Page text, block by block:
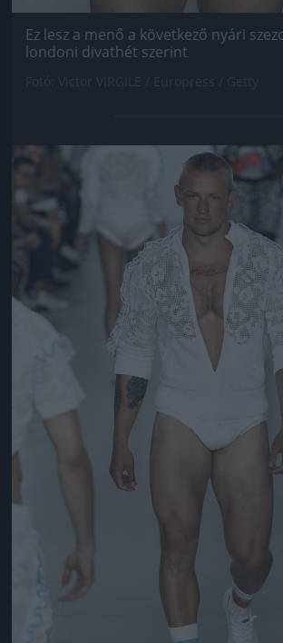
Ez lesz a menő a következő nyári
londoni divathét szerint
Jön még kép!